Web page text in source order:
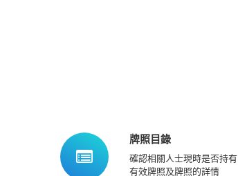
牌照目錄
確認相關人士現時是否持有
有效牌照及牌照的詳情